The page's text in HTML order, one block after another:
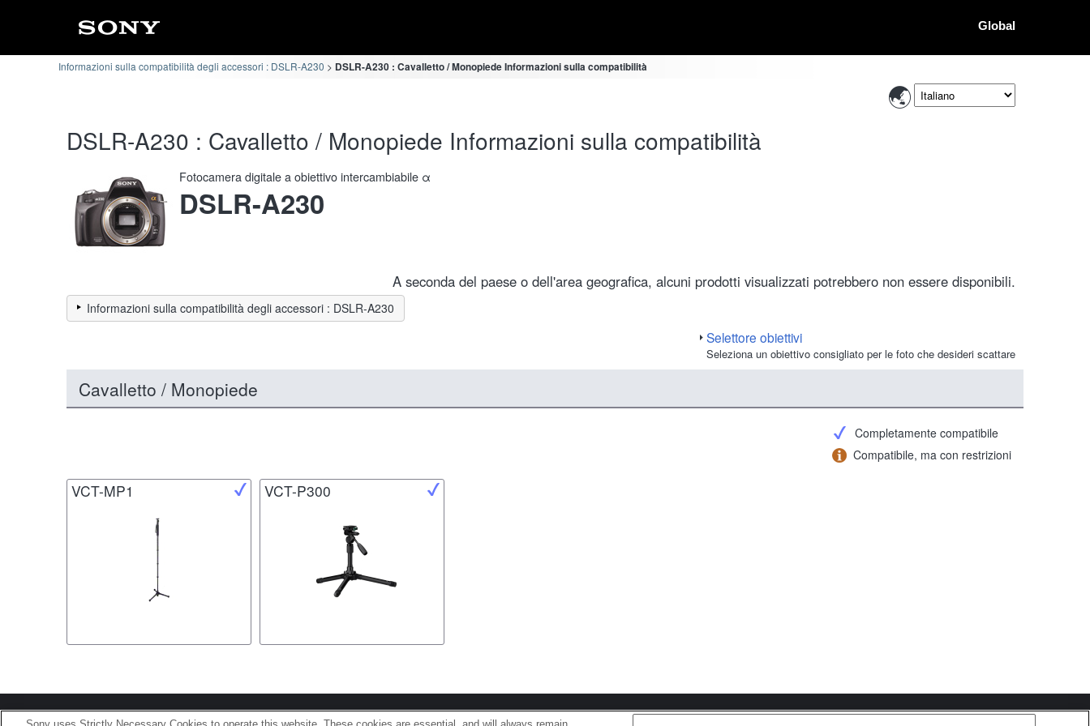
Global
Informazioni sulla compatibilità degli accessori : DSLR-A230 DSLR-A230 : Cavalletto / Monopiede Informazioni sulla compatibilità
DSLR-A230 : Cavalletto / Monopiede Informazioni sulla compatibilità
Fotocamera digitale a obiettivo intercambiabile α
DSLR-A230
A seconda del paese o dell'area geografica, alcuni prodotti visualizzati potrebbero non essere disponibili.
Informazioni sulla compatibilità degli accessori : DSLR-A230
Selettore obiettivi
Seleziona un obiettivo consigliato per le foto che desideri scattare
Cavalletto / Monopiede
Completamente compatibile
Compatibile, ma con restrizioni
VCT-MP1 VCT-P300
Copyright 2026 Sony Corporation